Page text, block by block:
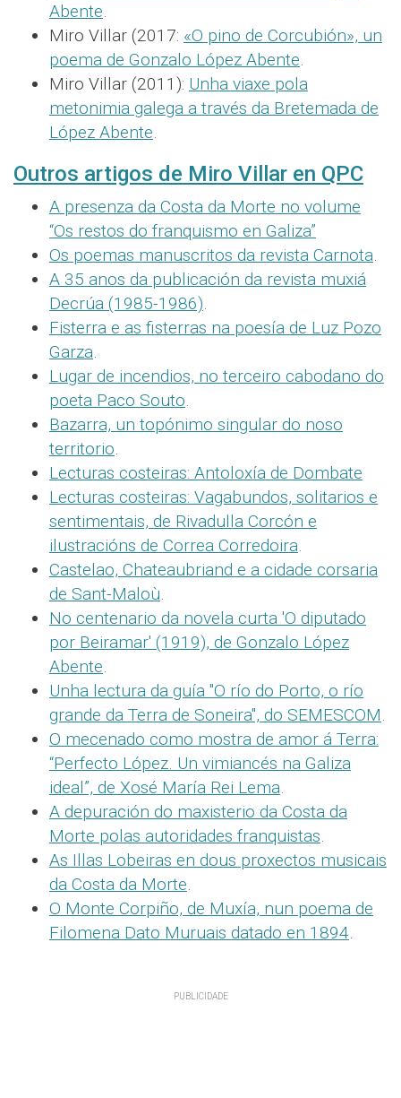
Abente.
Miro Villar (2017: «O pino de Corcubión», un
poema de Gonzalo López Abente.
Miro Villar (2011): Unha viaxe pola
metonimia galega a través da Bretemada de
López Abente.
Outros artigos de Miro Villar en QPC
A presenza da Costa da Morte no volume
“Os restos do franquismo en Galiza”
Os poemas manuscritos da revista Carnota.
A 35 anos da publicación da revista muxiá
Decrúa (1985-1986).
Fisterra e as fisterras na poesía de Luz Pozo
Garza.
Lugar de incendios, no terceiro cabodano do
poeta Paco Souto.
Bazarra, un topónimo singular do noso
territorio.
Lecturas costeiras: Antoloxía de Dombate
Lecturas costeiras: Vagabundos, solitarios e
sentimentais, de Rivadulla Corcón e
ilustracións de Correa Corredoira.
Castelao, Chateaubriand e a cidade corsaria
de Sant-Maloù.
No centenario da novela curta 'O diputado
por Beiramar' (1919), de Gonzalo López
Abente.
Unha lectura da guía "O río do Porto, o río
grande da Terra de Soneira", do SEMESCOM.
O mecenado como mostra de amor á Terra:
“Perfecto López. Un vimiancés na Galiza
ideal”, de Xosé María Rei Lema.
A depuración do maxisterio da Costa da
Morte polas autoridades franquistas.
As Illas Lobeiras en dous proxectos musicais
da Costa da Morte.
O Monte Corpiño, de Muxía, nun poema de
Filomena Dato Muruais datado en 1894.